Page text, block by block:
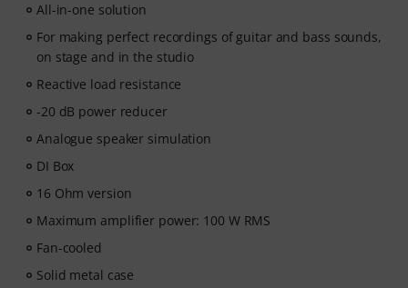
All-in-one solution
For making perfect recordings of guitar and bass sounds,
on stage and in the studio
Reactive load resistance
-20 dB power reducer
Analogue speaker simulation
DI Box
16 Ohm version
Maximum amplifier power: 100 W RMS
Fan-cooled
Solid metal case